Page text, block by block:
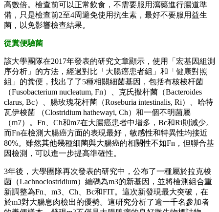
高數倍。檢查前可以正常飲食，不需要服用瀉藥進行腸道準
備，只是檢查前2至4周避免使用抗生素，最好不要服用益生
菌，以免影響檢查結果。
從糞便驗菌
該大學團隊在2017年發表的研究文章顯示，使用「宏基因組測
序分析」的方法，經過對比「大腸癌患者組」和「健康對照
組」的糞便，找出了了5種相關細菌基因，包括有核梭杆菌
（Fusobacterium nucleatum, Fn）、克氏擬杆菌（Bacteroides
clarus, Bc）、腸玫瑰花杆菌（Roseburia intestinalis, Ri）、哈特
瓦伊梭菌 （Clostridium hathewayi, Ch）和一個不明菌屬
（m7）。Fn、Ch和m7在大腸癌患者中增多，Bc和Ri則減少。
而Fn在檢測大腸癌方面的表現最好，敏感性和特異性均接近
80%。雖然其他幾種細菌與大腸癌的相關性不如Fn，但聯合基
因檢測，可以進一步提高準確性。
3年後，大學團隊再次發表的研究中，公布了一種屬於拉克梭
菌（Lachnoclostridium）編碼為m3的新基因，並將檢測組合重
新調整為Fn、m3、Ch、Bc和FIT。這次新發現最大突破，在
於m3對大腸息肉檢出的優勢。這研究分析了逾一千名參加者